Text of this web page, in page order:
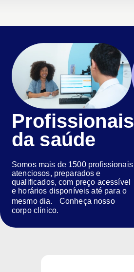
Profissionais
da saúde
Somos mais de 1500 profissionais
atenciosos, preparados e
qualificados, com preço acessível
e horários disponíveis até para o
mesmo dia. Conheça nosso
corpo clínico.